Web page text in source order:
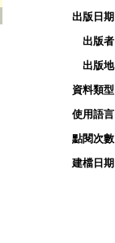
出版日期
出版者
出版地
資料類型
使用語言
點閱次數
建檔日期